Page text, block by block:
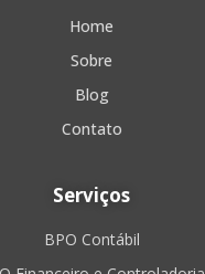
Home
Sobre
Blog
Contato
Serviços
BPO Contábil